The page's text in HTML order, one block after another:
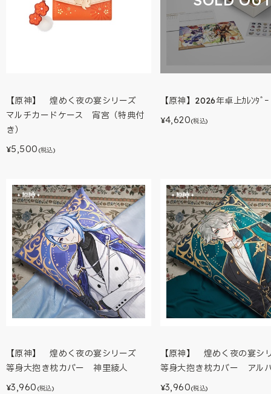
【原神】 煌めく夜の宴シリーズ
マルチカードケース 宵宮（特典付
き）
¥5,500 (税込)
【原神】2026年卓上ｶﾚﾝﾀﾞｰ
¥4,620(税込)
【原神】 煌めく夜の宴シリーズ
等身大抱き枕カバー 神里綾人
¥3,960 (税込)
【原神】 煌めく夜の宴
等身大抱き枕カバー アル
¥3,960(税込)